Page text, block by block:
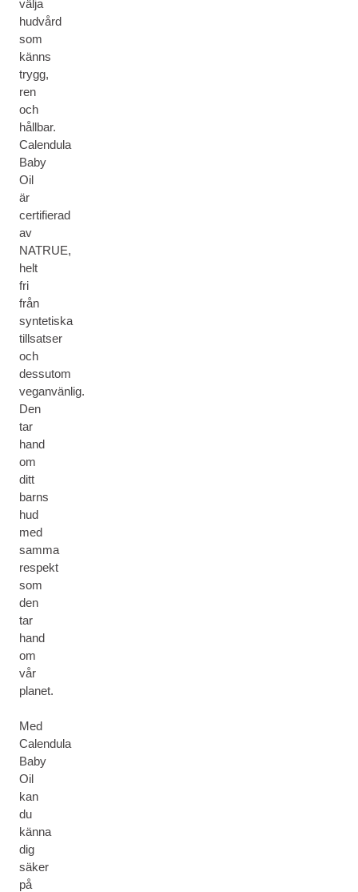
välja
hudvård
som
känns
trygg,
ren
och
hållbar.
Calendula
Baby
Oil
är
certifierad
av
NATRUE,
helt
fri
från
syntetiska
tillsatser
och
dessutom
veganvänlig.
Den
tar
hand
om
ditt
barns
hud
med
samma
respekt
som
den
tar
hand
om
vår
planet.
Med
Calendula
Baby
Oil
kan
du
känna
dig
säker
på